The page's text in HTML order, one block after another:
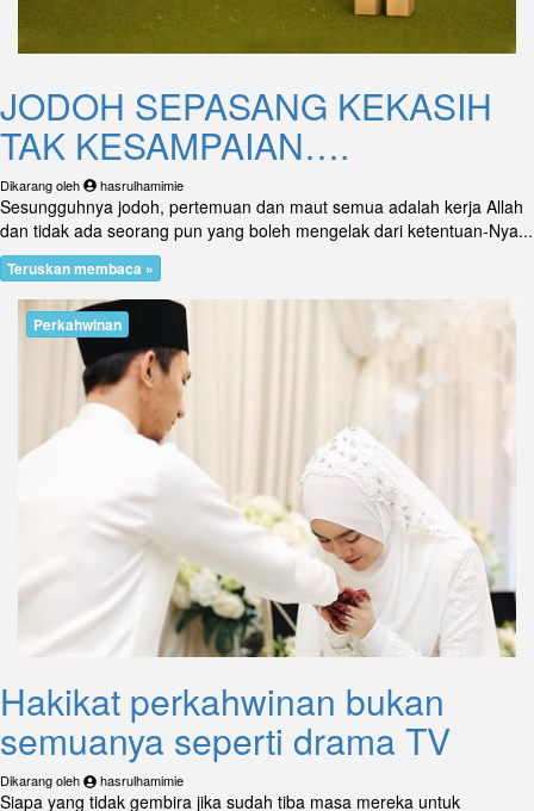
JODOH SEPASANG KEKASIH
TAK KESAMPAIAN….
Dikarang oleh hasrulhamimie
Sesungguhnya jodoh, pertemuan dan maut semua adalah kerja Allah
dan tidak ada seorang pun yang boleh mengelak dari ketentuan-Nya...
Teruskan membaca »
Perkahwinan
Hakikat perkahwinan bukan
semuanya seperti drama TV
Dikarang oleh hasrulhamimie
Siapa yang tidak gembira jika sudah tiba masa mereka untuk